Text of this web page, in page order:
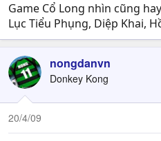
Game Cổ Long nhìn cũng
Lục Tiểu Phụng, Diệp Khai,
nongdanvn
Donkey Kong
20/4/09